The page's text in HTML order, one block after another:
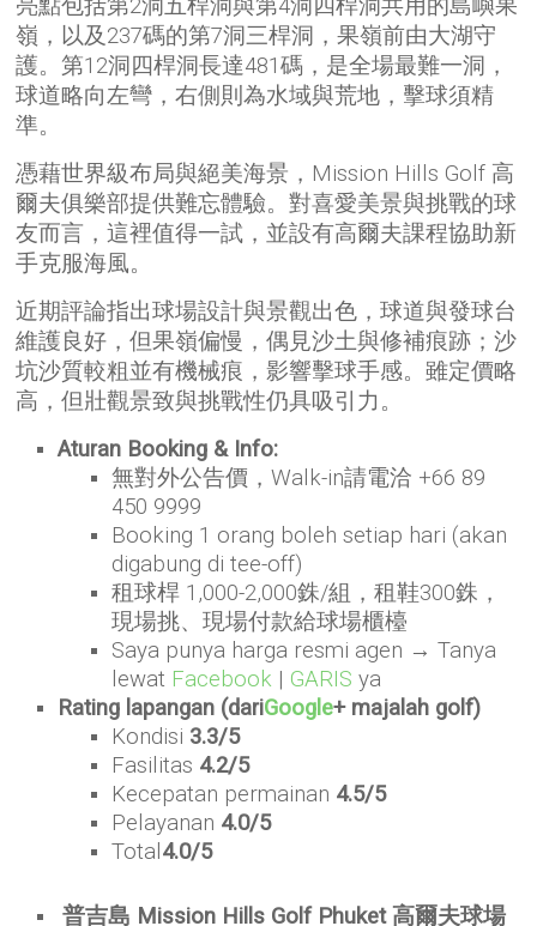
亮點包括第2洞五桿洞與第4洞四桿洞共用的島嶼果
嶺，以及237碼的第7洞三桿洞，果嶺前由大湖守
護。第12洞四桿洞長達481碼，是全場最難一洞，
球道略向左彎，右側則為水域與荒地，擊球須精
準。
憑藉世界級布局與絕美海景，Mission Hills Golf 高
爾夫俱樂部提供難忘體驗。對喜愛美景與挑戰的球
友而言，這裡值得一試，並設有高爾夫課程協助新
手克服海風。
近期評論指出球場設計與景觀出色，球道與發球台
維護良好，但果嶺偏慢，偶見沙土與修補痕跡；沙
坑沙質較粗並有機械痕，影響擊球手感。雖定價略
高，但壯觀景致與挑戰性仍具吸引力。
Aturan Booking & Info:
無對外公告價，Walk-in請電洽 +66 89
450 9999
Booking 1 orang boleh setiap hari (akan
digabung di tee-off)
租球桿 1,000-2,000銖/組，租鞋300銖，
現場挑、現場付款給球場櫃檯
Saya punya harga resmi agen → Tanya
lewat Facebook | GARIS ya
Rating lapangan (dariGoogle+ majalah golf)
Kondisi 3.3/5
Fasilitas 4.2/5
Kecepatan permainan 4.5/5
Pelayanan 4.0/5
Total 4.0/5
普吉島 Mission Hills Golf Phuket 高爾夫球場